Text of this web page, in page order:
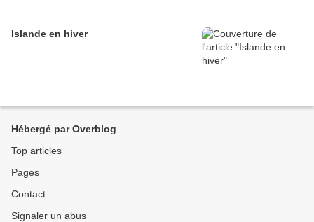
Islande en hiver
Hébergé par Overblog
Top articles
Pages
Contact
Signaler un abus